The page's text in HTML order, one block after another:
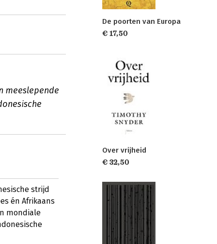
meeslepende
strijd
én Afrikaans
mondiale
De poorten van Europa
€ 17,50
Over vrijheid
€ 32,50